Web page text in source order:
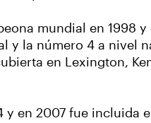
mundial en 1998 y
y la número 4 a nivel
en Lexington,
en 2007 fue incluida